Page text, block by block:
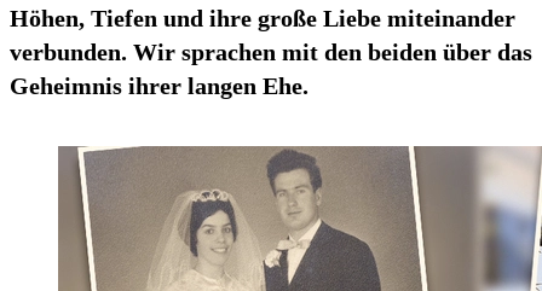
Höhen, Tiefen und ihre große Liebe miteinander
verbunden. Wir sprachen mit den beiden über das
Geheimnis ihrer langen Ehe.